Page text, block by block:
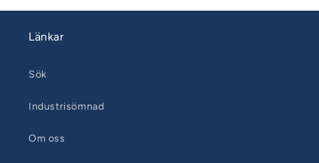
Länkar
Sök
Industrisömnad
Om oss